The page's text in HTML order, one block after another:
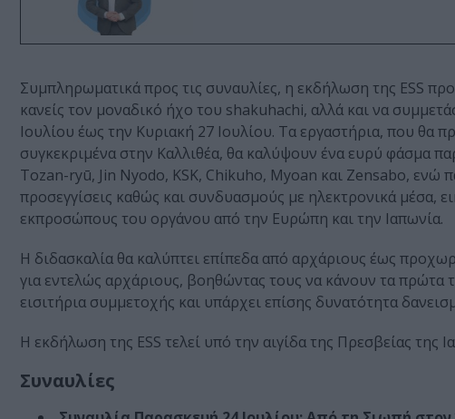
Συμπληρωματικά προς τις συναυλίες, η εκδήλωση της ESS
κανείς τον μοναδικό ήχο του shakuhachi, αλλά και να
Ιουλίου έως την Κυριακή 27 Ιουλίου. Τα εργαστήρια, που θα
συγκεκριμένα στην Καλλιθέα, θα καλύψουν ένα ευρύ φάσμα
Tozan-ryū, Jin Nyodo, KSK, Chikuho, Myoan και Zensabo, ενώ
προσεγγίσεις καθώς και συνδυασμούς με ηλεκτρονικά μέσα,
εκπροσώπους του οργάνου από την Ευρώπη και την Ιαπωνία.
Η διδασκαλία θα καλύπτει επίπεδα από αρχάριους έως
για εντελώς αρχάριους, βοηθώντας τους να κάνουν τα
εισιτήρια συμμετοχής και υπάρχει επίσης δυνατότητα
Η εκδήλωση της ESS τελεί υπό την αιγίδα της Πρεσβείας της
Συναυλίες